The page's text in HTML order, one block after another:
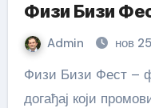
Физи Бизи
Admin нов
Физи Бизи Фест – фестивал науке у Сомбору је
догађај који